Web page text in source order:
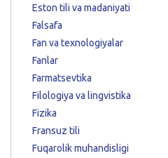
Eston tili va madaniyati
Falsafa
Fan va texnologiyalar
Fanlar
Farmatsevtika
Filologiya va lingvistika
Fizika
Fransuz tili
Fuqarolik muhandisligi